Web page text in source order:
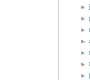
►
►
►
►
►
►
►